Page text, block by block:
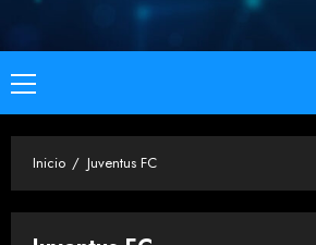
Menú
principal
Inicio Juventus FC